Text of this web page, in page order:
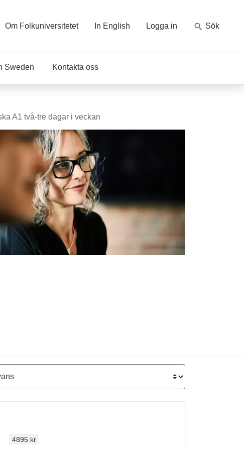
Om Folkuniversitetet In English Logga in Sök
Sweden Kontakta oss
A1 två-tre dagar i veckan
4895 kr